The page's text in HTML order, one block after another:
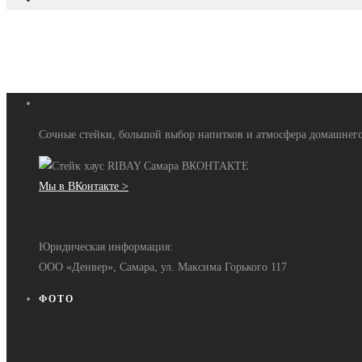
Сочные стейки, большой выбор напитков и атмосфера
Мы в ВКонтакте >
Юридическая информация:
ООО «Денвер», Самара, ул. Максима Горького 117
ФОТО